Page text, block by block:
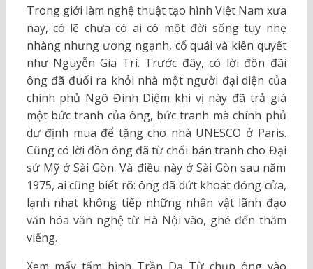
Trong giới làm nghệ thuật tạo hình Việt Nam xưa
nay, có lẽ chưa có ai có một đời sống tuy nhẹ
nhàng nhưng ương ngạnh, cổ quái và kiên quyết
như Nguyễn Gia Trí. Trước đây, có lời đồn đãi
ông đã đuổi ra khỏi nhà một người đại diện của
chính phủ Ngô Đình Diệm khi vị này đã trả giá
một bức tranh của ông, bức tranh mà chính phủ
dự định mua để tặng cho nhà UNESCO ở Paris.
Cũng có lời đồn ông đã từ chối bán tranh cho Đại
sứ Mỹ ở Sài Gòn. Và điều này ở Sài Gòn sau năm
1975, ai cũng biết rõ: ông đã dứt khoát đóng cửa,
lạnh nhạt không tiếp những nhân vật lãnh đạo
văn hóa văn nghệ từ Hà Nội vào, ghé đến thăm
viếng.